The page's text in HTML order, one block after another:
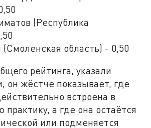
(Республика
область) - 0,50
рейтинга, указали
он жёстче показывает, где
встроена в
практику, а где она остаётся
или подменяется